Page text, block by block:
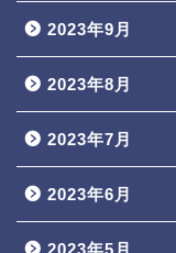
2023年9月
2023年8月
2023年7月
2023年6月
2023年5月